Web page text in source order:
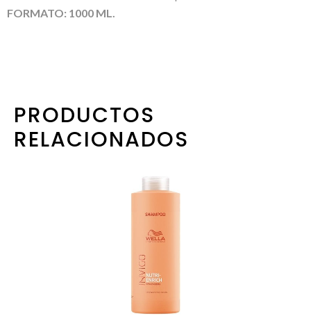
FORMATO: 1000 ML.
PRODUCTOS
RELACIONADOS